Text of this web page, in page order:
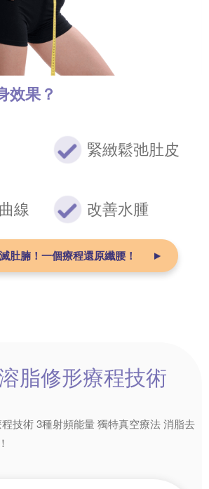
效果？
緊緻鬆弛肚皮
線 改善水腫
肚腩！ 一個療程還原纖腰！
脂修形療程技術
技術 3種射頻能量 獨特真空療法 消脂去
！